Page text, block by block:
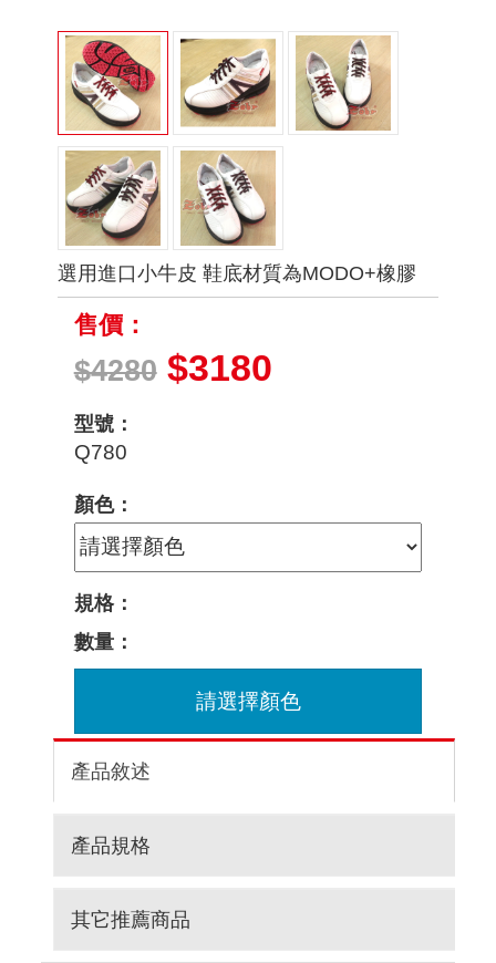
選用進口小牛皮 鞋底材質為MODO+橡膠
售價：
$4280$3180
型號：
Q780
顏色：
規格：
數量：
請選擇顏色
產品敘述
產品規格
其它推薦商品